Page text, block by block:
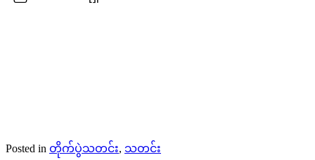
Posted in တိုက်ပွဲသတင်း, သတင်း